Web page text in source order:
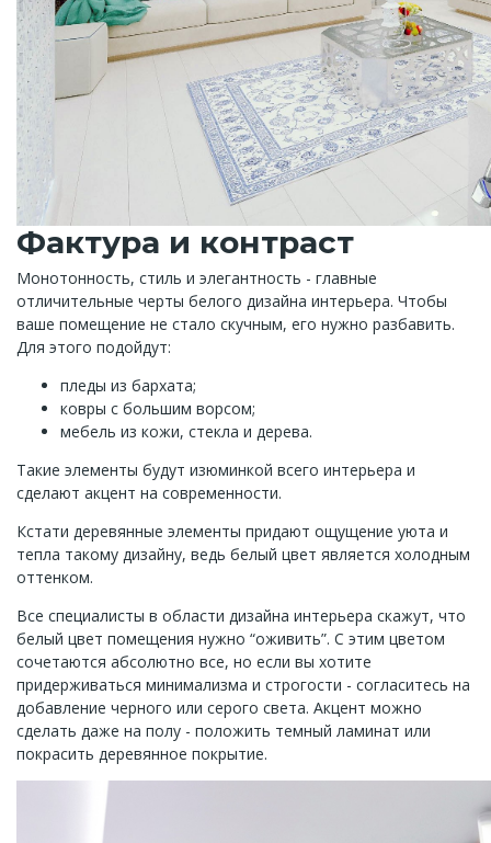
Фактура и контраст
Монотонность, стиль и элегантность - главные
отличительные черты белого дизайна интерьера. Чтобы
ваше помещение не стало скучным, его нужно разбавить.
Для этого подойдут:
пледы из бархата;
ковры с большим ворсом;
мебель из кожи, стекла и дерева.
Такие элементы будут изюминкой всего интерьера и
сделают акцент на современности.
Кстати деревянные элементы придают ощущение уюта и
тепла такому дизайну, ведь белый цвет является холодным
оттенком.
Все специалисты в области дизайна интерьера скажут, что
белый цвет помещения нужно “оживить”. С этим цветом
сочетаются абсолютно все, но если вы хотите
придерживаться минимализма и строгости - согласитесь на
добавление черного или серого света. Акцент можно
сделать даже на полу - положить темный ламинат или
покрасить деревянное покрытие.